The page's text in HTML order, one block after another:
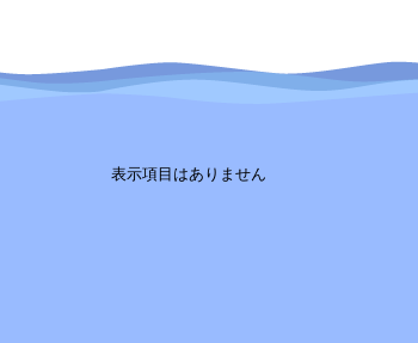
表示項目はありません